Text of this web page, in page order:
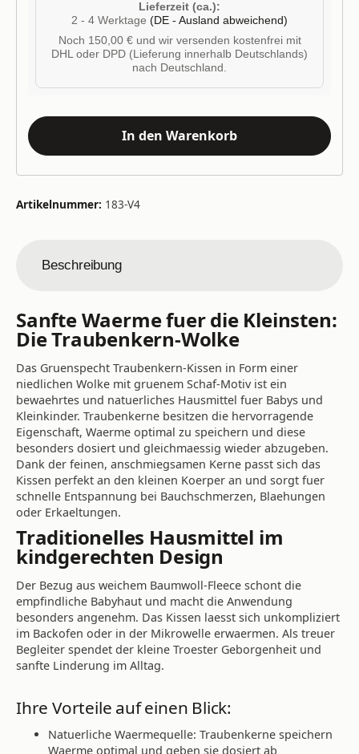
Lieferzeit (ca.):
2 - 4 Werktage (DE - Ausland abweichend)
Noch 150,00 € und wir versenden kostenfrei mit
DHL oder DPD (Lieferung innerhalb Deutschlands)
nach Deutschland.
In den Warenkorb
Artikelnummer: 183-V4
Beschreibung
Sanfte Waerme fuer die Kleinsten:
Die Traubenkern-Wolke
Das Gruenspecht Traubenkern-Kissen in Form einer
niedlichen Wolke mit gruenem Schaf-Motiv ist ein
bewaehrtes und natuerliches Hausmittel fuer Babys und
Kleinkinder. Traubenkerne besitzen die hervorragende
Eigenschaft, Waerme optimal zu speichern und diese
besonders dosiert und gleichmaessig wieder abzugeben.
Dank der feinen, anschmiegsamen Kerne passt sich das
Kissen perfekt an den kleinen Koerper an und sorgt fuer
schnelle Entspannung bei Bauchschmerzen, Blaehungen
oder Erkaeltungen.
Traditionelles Hausmittel im
kindgerechten Design
Der Bezug aus weichem Baumwoll-Fleece schont die
empfindliche Babyhaut und macht die Anwendung
besonders angenehm. Das Kissen laesst sich unkompliziert
im Backofen oder in der Mikrowelle erwaermen. Als treuer
Begleiter spendet der kleine Troester Geborgenheit und
sanfte Linderung im Alltag.
Ihre Vorteile auf einen Blick:
Natuerliche Waermequelle: Traubenkerne speichern
Waerme optimal und geben sie dosiert ab